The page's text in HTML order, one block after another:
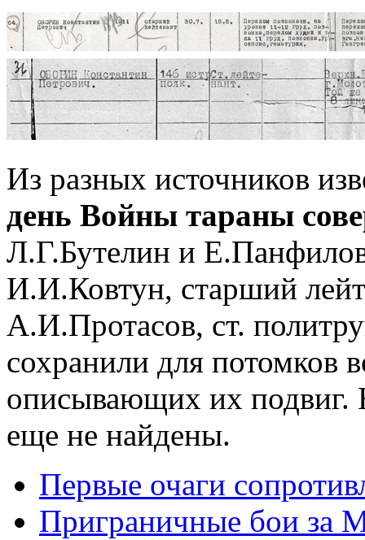
Из разных источников
день Войны тараны
Л.Г.Бутелин и
И.И.Ковтун, старший
А.И.Протасов, ст.
сохранили для потомков
описывающих их подвиг.
еще не найдены.
Первые очаги
Приграничные бои за